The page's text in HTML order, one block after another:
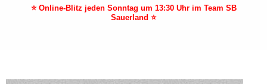
⭐ Online-Blitz jeden Sonntag um 13:30 Uhr im Team SB
Sauerland ⭐